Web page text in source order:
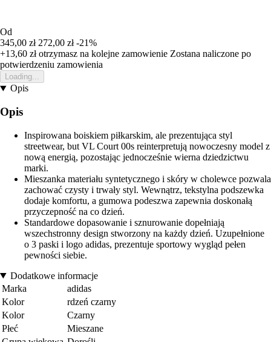
Od
345,00 zł 272,00 zł -21%
+13,60 złotrzymasz na kolejne zamowienie Zostana naliczone po
potwierdzeniu zamowienia
Loading...
Opis
Opis
Inspirowana boiskiem piłkarskim, ale prezentująca styl
streetwear, but VL Court 00s reinterpretują nowoczesny model z
nową energią, pozostając jednocześnie wierna dziedzictwu
marki.
Mieszanka materiału syntetycznego i skóry w cholewce pozwala
zachować czysty i trwały styl. Wewnątrz, tekstylna podszewka
dodaje komfortu, a gumowa podeszwa zapewnia doskonałą
przyczepność na co dzień.
Standardowe dopasowanie i sznurowanie dopełniają
wszechstronny design stworzony na każdy dzień. Uzupełnione
o 3 paski i logo adidas, prezentuje sportowy wygląd pełen
pewności siebie.
Dodatkowe informacje
Marka
adidas
Kolor
rdzeń czarny
Kolor
Czarny
Płeć
Mieszane